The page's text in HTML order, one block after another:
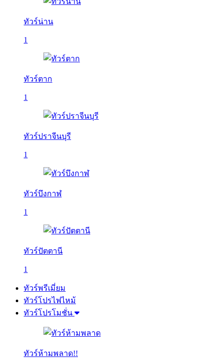
ทัวร์น่าน
1
ทัวร์ตาก
1
ทัวร์ปราจีนบุรี
1
ทัวร์บึงกาฬ
1
ทัวร์ปัตตานี
1
ทัวร์พรีเมี่ยม
ทัวร์โปรไฟไหม้
ทัวร์โปรโมชั่น
ทัวร์ห้ามพลาด!!